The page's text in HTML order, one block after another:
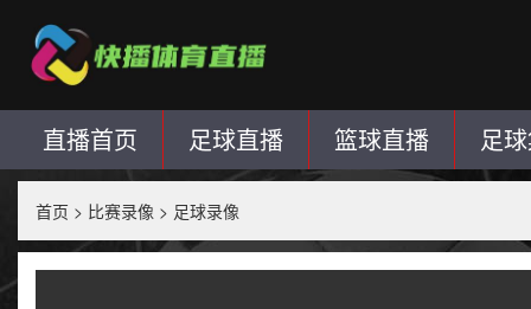
直播首页 足球直播 篮球直播 足
首页 > 比赛录像 > 足球录像